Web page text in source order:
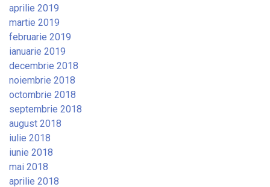
aprilie 2019
martie 2019
februarie 2019
ianuarie 2019
decembrie 2018
noiembrie 2018
octombrie 2018
septembrie 2018
august 2018
iulie 2018
iunie 2018
mai 2018
aprilie 2018